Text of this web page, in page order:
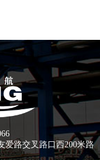
爱路交叉路口西200米路